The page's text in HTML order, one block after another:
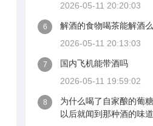
2026-05-11 20:20:03
6
解酒的食物喝茶能解酒么
2026-05-11 20:13:03
7
国内飞机能带酒吗
2026-05-11 19:59:02
8
为什么喝了自家酿的葡
以后就闻到那种酒的味